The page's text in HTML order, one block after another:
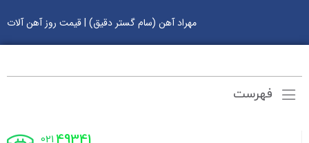
مهراد آهن (سام گستر دقیق) | قیمت روز آهن آلات
فهرست
021